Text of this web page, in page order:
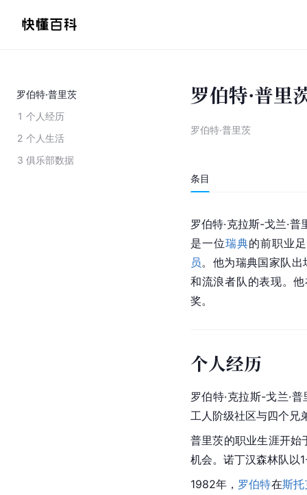
罗伯特·普里茨
1 个人经历
2 个人生活
3 俱乐部数据
罗伯特·普里
罗伯特·普里茨
条目
罗伯特·克拉斯-戈兰·
是一位瑞典的前职业
员。他为瑞典国家队
和流浪者队的表现。
奖。
个人经历
罗伯特·克拉斯-戈兰·
工人阶级社区与四个兄
普里茨的职业生涯开始
机会。诺丁汉森林队以
1982年， 罗伯特在斯托